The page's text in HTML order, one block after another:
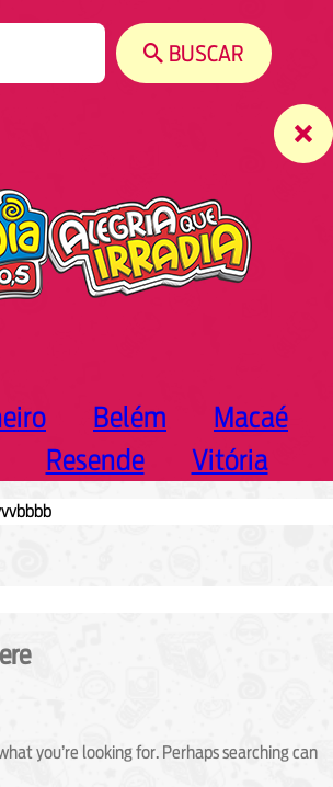
BUSCAR
Belém
Macaé
Resende Vitória
you’re looking for. Perhaps searching can